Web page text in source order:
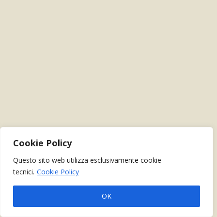
Cookie Policy
Questo sito web utilizza esclusivamente cookie
tecnici. Cookie Policy
OK